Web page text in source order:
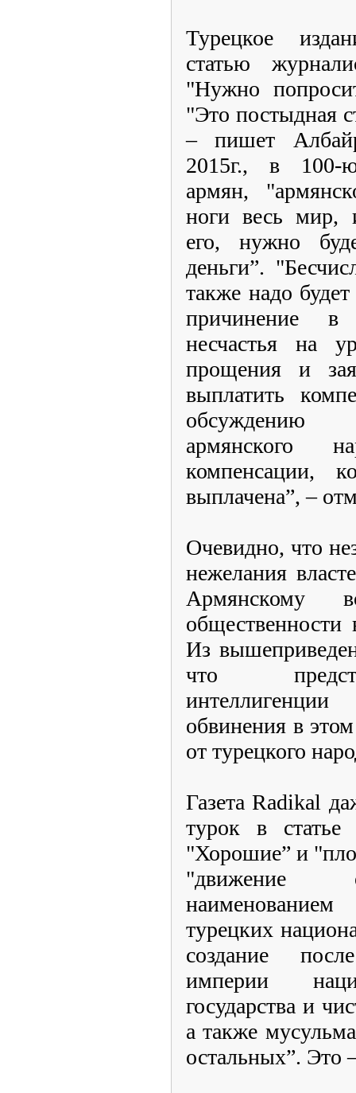
Турецкое
статью
"Нужно
"Это постыдная
– пишет
2015г., в 100-
армян,
ноги весь мир,
его, нужно
деньги”.
также надо
причинение
несчастья на
прощения и
выплатить
обсуждению
армянского
компенсации,
выплачена”, –
Очевидно, что
нежелания
Армянскому
общественности
Из
что
обвинения в
от турецкого
Газета Radikal
турок в
"Хорошие” и
"движение
турецких
создание
империи
государства и
а также
остальных”. Это